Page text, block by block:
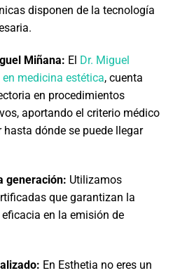
disponen de la tecnología
Miñana: El Dr. Miguel
medicina estética, cuenta
en procedimientos
aportando el criterio médico
hasta dónde se puede llegar
generación: Utilizamos
que garantizan la
en la emisión de
En Esthetia no eres un